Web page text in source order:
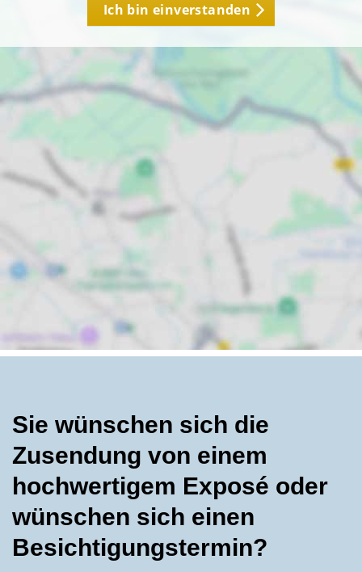
Ich bin einverstanden
Sie wünschen sich die
Zusendung von einem
hochwertigem Exposé oder
wünschen sich einen
Besichtigungstermin?